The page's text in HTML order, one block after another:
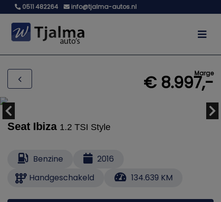
0511 482264 info@tjalma-autos.nl
Marge
€ 8.997,-
Seat Ibiza 1.2 TSI Style
Benzine
2016
Handgeschakeld
134.639 KM